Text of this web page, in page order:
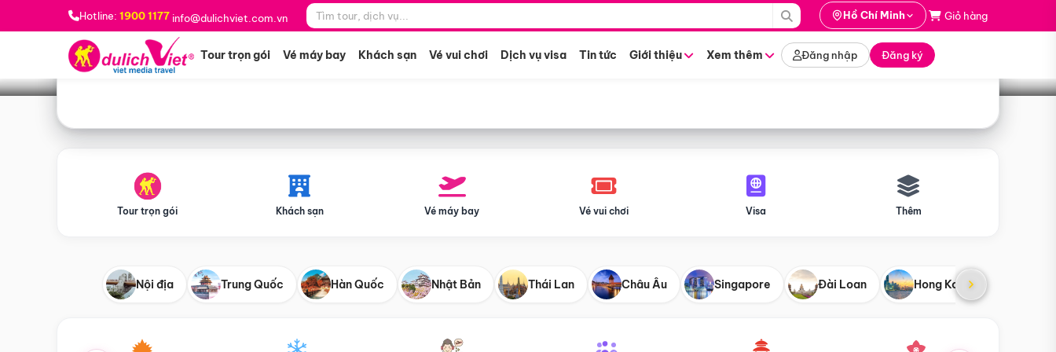
Hotline: 1900 1177 info@dulichviet.com.vn Hồ Chí Minh Giỏ hàng
Tour trọn gói Vé máy bay Khách sạn Vé vui chơi Dịch vụ visa Tin tức Giới thiệu Xem thêm Đăng nhập Đăng ký
Bạn muốn đi đâu? *
Tìm tour
Tour trọn gói Khách sạn Vé máy bay Vé vui chơi Visa Thêm
Nội địa Trung Quốc Hàn Quốc Nhật Bản Thái Lan Châu Âu Singapore Đài Loan Hong Kong